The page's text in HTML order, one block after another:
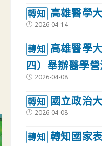
轉知 高雄醫學
Post2026-04-14
轉知 高雄醫學
四）舉辦醫學
Post2026-04-08
轉知 國立政治
Post2026-04-08
轉知 轉知國家